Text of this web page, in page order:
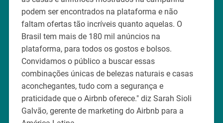
podem ser encontrados na plataforma e não
faltam ofertas tão incríveis quanto aquelas. O
Brasil tem mais de 180 mil anúncios na
plataforma, para todos os gostos e bolsos.
Convidamos o público a buscar essas
combinações únicas de belezas naturais e casas
aconchegantes, tudo com a segurança e
praticidade que o Airbnb oferece." diz Sarah Sioli
Galvão, gerente de marketing do Airbnb para a